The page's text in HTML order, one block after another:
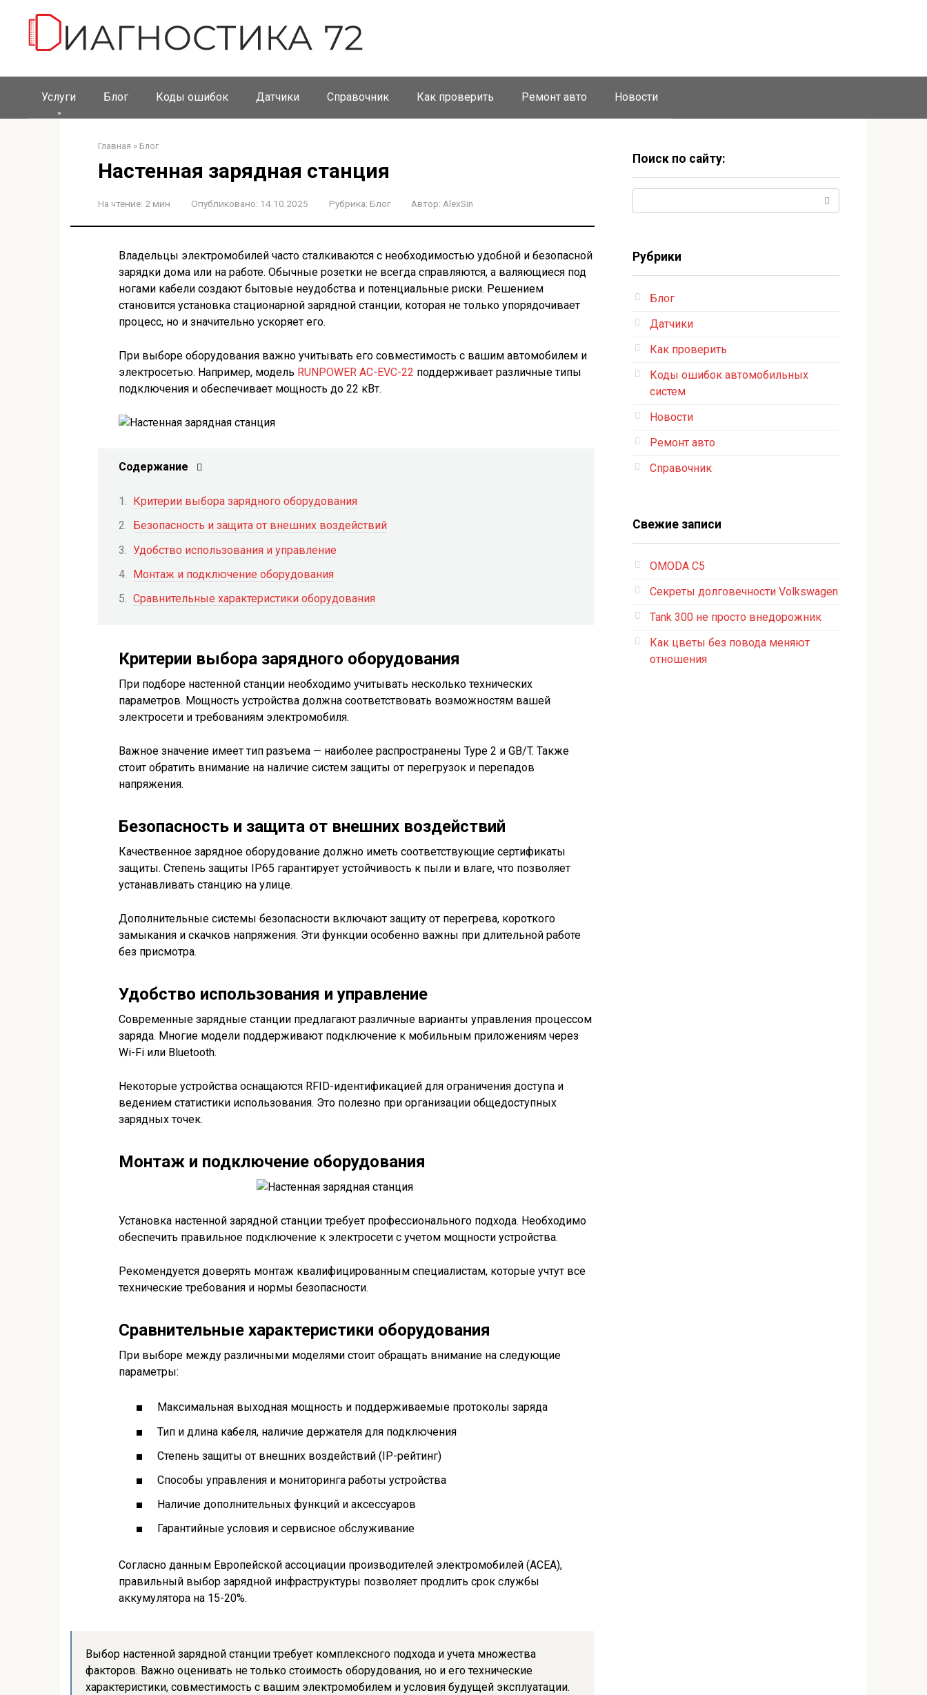
контенту
Услуги Блог Коды ошибок Датчики Справочник Как проверить Ремонт авто Новости
Главная » Блог
Настенная зарядная станция
На чтение: 2 мин Опубликовано: 14.10.2025 Рубрика: Блог Автор: AlexSin
Владельцы электромобилей часто сталкиваются с необходимостью удобной и безопасной
зарядки дома или на работе. Обычные розетки не всегда справляются, а валяющиеся под
ногами кабели создают бытовые неудобства и потенциальные риски. Решением
становится установка стационарной зарядной станции, которая не только упорядочивает
процесс, но и значительно ускоряет его.
При выборе оборудования важно учитывать его совместимость с вашим автомобилем и
электросетью. Например, модель RUNPOWER AC-EVC-22 поддерживает различные типы
подключения и обеспечивает мощность до 22 кВт.
Содержание
Критерии выбора зарядного оборудования
Безопасность и защита от внешних воздействий
Удобство использования и управление
Монтаж и подключение оборудования
Сравнительные характеристики оборудования
Критерии выбора зарядного оборудования
При подборе настенной станции необходимо учитывать несколько технических
параметров. Мощность устройства должна соответствовать возможностям вашей
электросети и требованиям электромобиля.
Важное значение имеет тип разъема — наиболее распространены Type 2 и GB/T. Также
стоит обратить внимание на наличие систем защиты от перегрузок и перепадов
напряжения.
Безопасность и защита от внешних воздействий
Качественное зарядное оборудование должно иметь соответствующие сертификаты
защиты. Степень защиты IP65 гарантирует устойчивость к пыли и влаге, что позволяет
устанавливать станцию на улице.
Дополнительные системы безопасности включают защиту от перегрева, короткого
замыкания и скачков напряжения. Эти функции особенно важны при длительной работе
без присмотра.
Удобство использования и управление
Современные зарядные станции предлагают различные варианты управления процессом
заряда. Многие модели поддерживают подключение к мобильным приложениям через
Wi-Fi или Bluetooth.
Некоторые устройства оснащаются RFID-идентификацией для ограничения доступа и
ведением статистики использования. Это полезно при организации общедоступных
зарядных точек.
Монтаж и подключение оборудования
Установка настенной зарядной станции требует профессионального подхода. Необходимо
обеспечить правильное подключение к электросети с учетом мощности устройства.
Рекомендуется доверять монтаж квалифицированным специалистам, которые учтут все
технические требования и нормы безопасности.
Сравнительные характеристики оборудования
При выборе между различными моделями стоит обращать внимание на следующие
параметры:
Максимальная выходная мощность и поддерживаемые протоколы заряда
Тип и длина кабеля, наличие держателя для подключения
Степень защиты от внешних воздействий (IP-рейтинг)
Способы управления и мониторинга работы устройства
Наличие дополнительных функций и аксессуаров
Гарантийные условия и сервисное обслуживание
Согласно данным Европейской ассоциации производителей электромобилей (ACEA),
правильный выбор зарядной инфраструктуры позволяет продлить срок службы
аккумулятора на 15-20%.
Выбор настенной зарядной станции требует комплексного подхода и учета множества
факторов. Важно оценивать не только стоимость оборудования, но и его технические
характеристики, совместимость с вашим электромобилем и условия будущей эксплуатации.
Поиск по сайту:
Рубрики
Блог
Датчики
Как проверить
Коды ошибок автомобильных
систем
Новости
Ремонт авто
Справочник
Свежие записи
OMODA C5
Секреты долговечности Volkswagen
Tank 300 не просто внедорожник
Как цветы без повода меняют
отношения